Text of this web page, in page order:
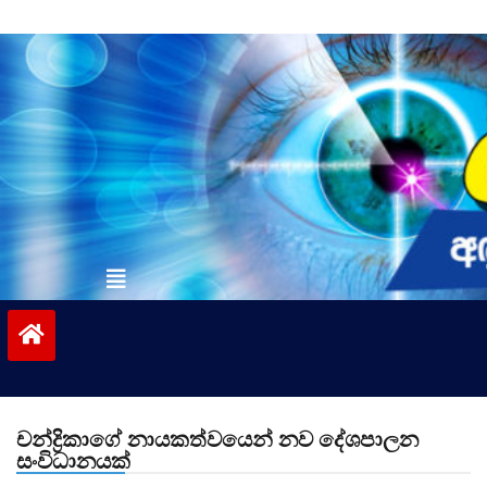
to
contentvinivida.lk
චන්ද්‍රිකාගේ නායකත්වයෙන් නව දේශපාලන
සංවිධානයක්